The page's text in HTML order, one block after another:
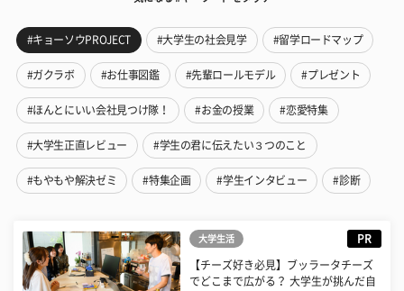
#キョーソウPROJECT #大学生の社会見学 #留学ロードマップ
#ガクラボ #お仕事図鑑 #先輩ロールモデル #プレゼント
#ほんとにいい会社見つけ隊！ #お金の授業 #恋愛特集
#大学生正直レビュー #学生の君に伝えたい３つのこと
#もやもや解決ゼミ #特集企画 #学生インタビュー #診断
大学生活 PR
【チーズ好き必見】ブッラータチーズ
でどこまで広がる？ 大学生が挑んだ自